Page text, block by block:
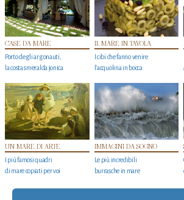
CASE DA MARE
Porto degli argonauti,
la costa smeralda jonica
IL MARE IN TAVOLA
I cibi che fanno venire
l’acquolina in bocca
UN MARE DI ARTE
I più famosi quadri
di mare copiati per voi
IMMAGINI DA SOGNO
Le più incredibili
burrasche in mare